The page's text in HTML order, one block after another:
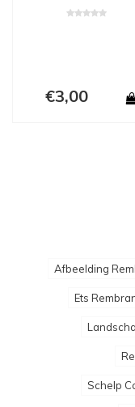
€3,00
Afbeelding
Ets
Schelp